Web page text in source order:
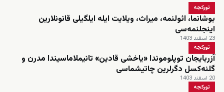
تورکجه
بوشانما، ائولنمه، میراث، ویلایت ایله ایلگیلی قانونلارین
اینجلنمه‌سی
23 اسفند 1403
تورکجه
آزربایجان توپلوموندا «یاخشی قادین» تانیملاماسیندا مدرن و
گلنه‌کسل دگرلرین چاتیشماسی
20 اسفند 1403
تورکجه